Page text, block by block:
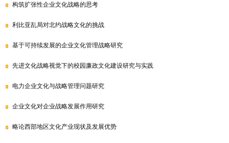
构筑扩张性企业文化战略的思考
利比亚乱局对北约战略文化的挑战
基于可持续发展的企业文化管理战略研究
先进文化战略视觉下的校园廉政文化建设研究与实践
电力企业文化与战略管理问题研究
企业文化对企业战略发展作用研究
略论西部地区文化产业现状及发展优势